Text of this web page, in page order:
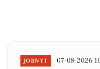
JOBNYT 07-08-2026